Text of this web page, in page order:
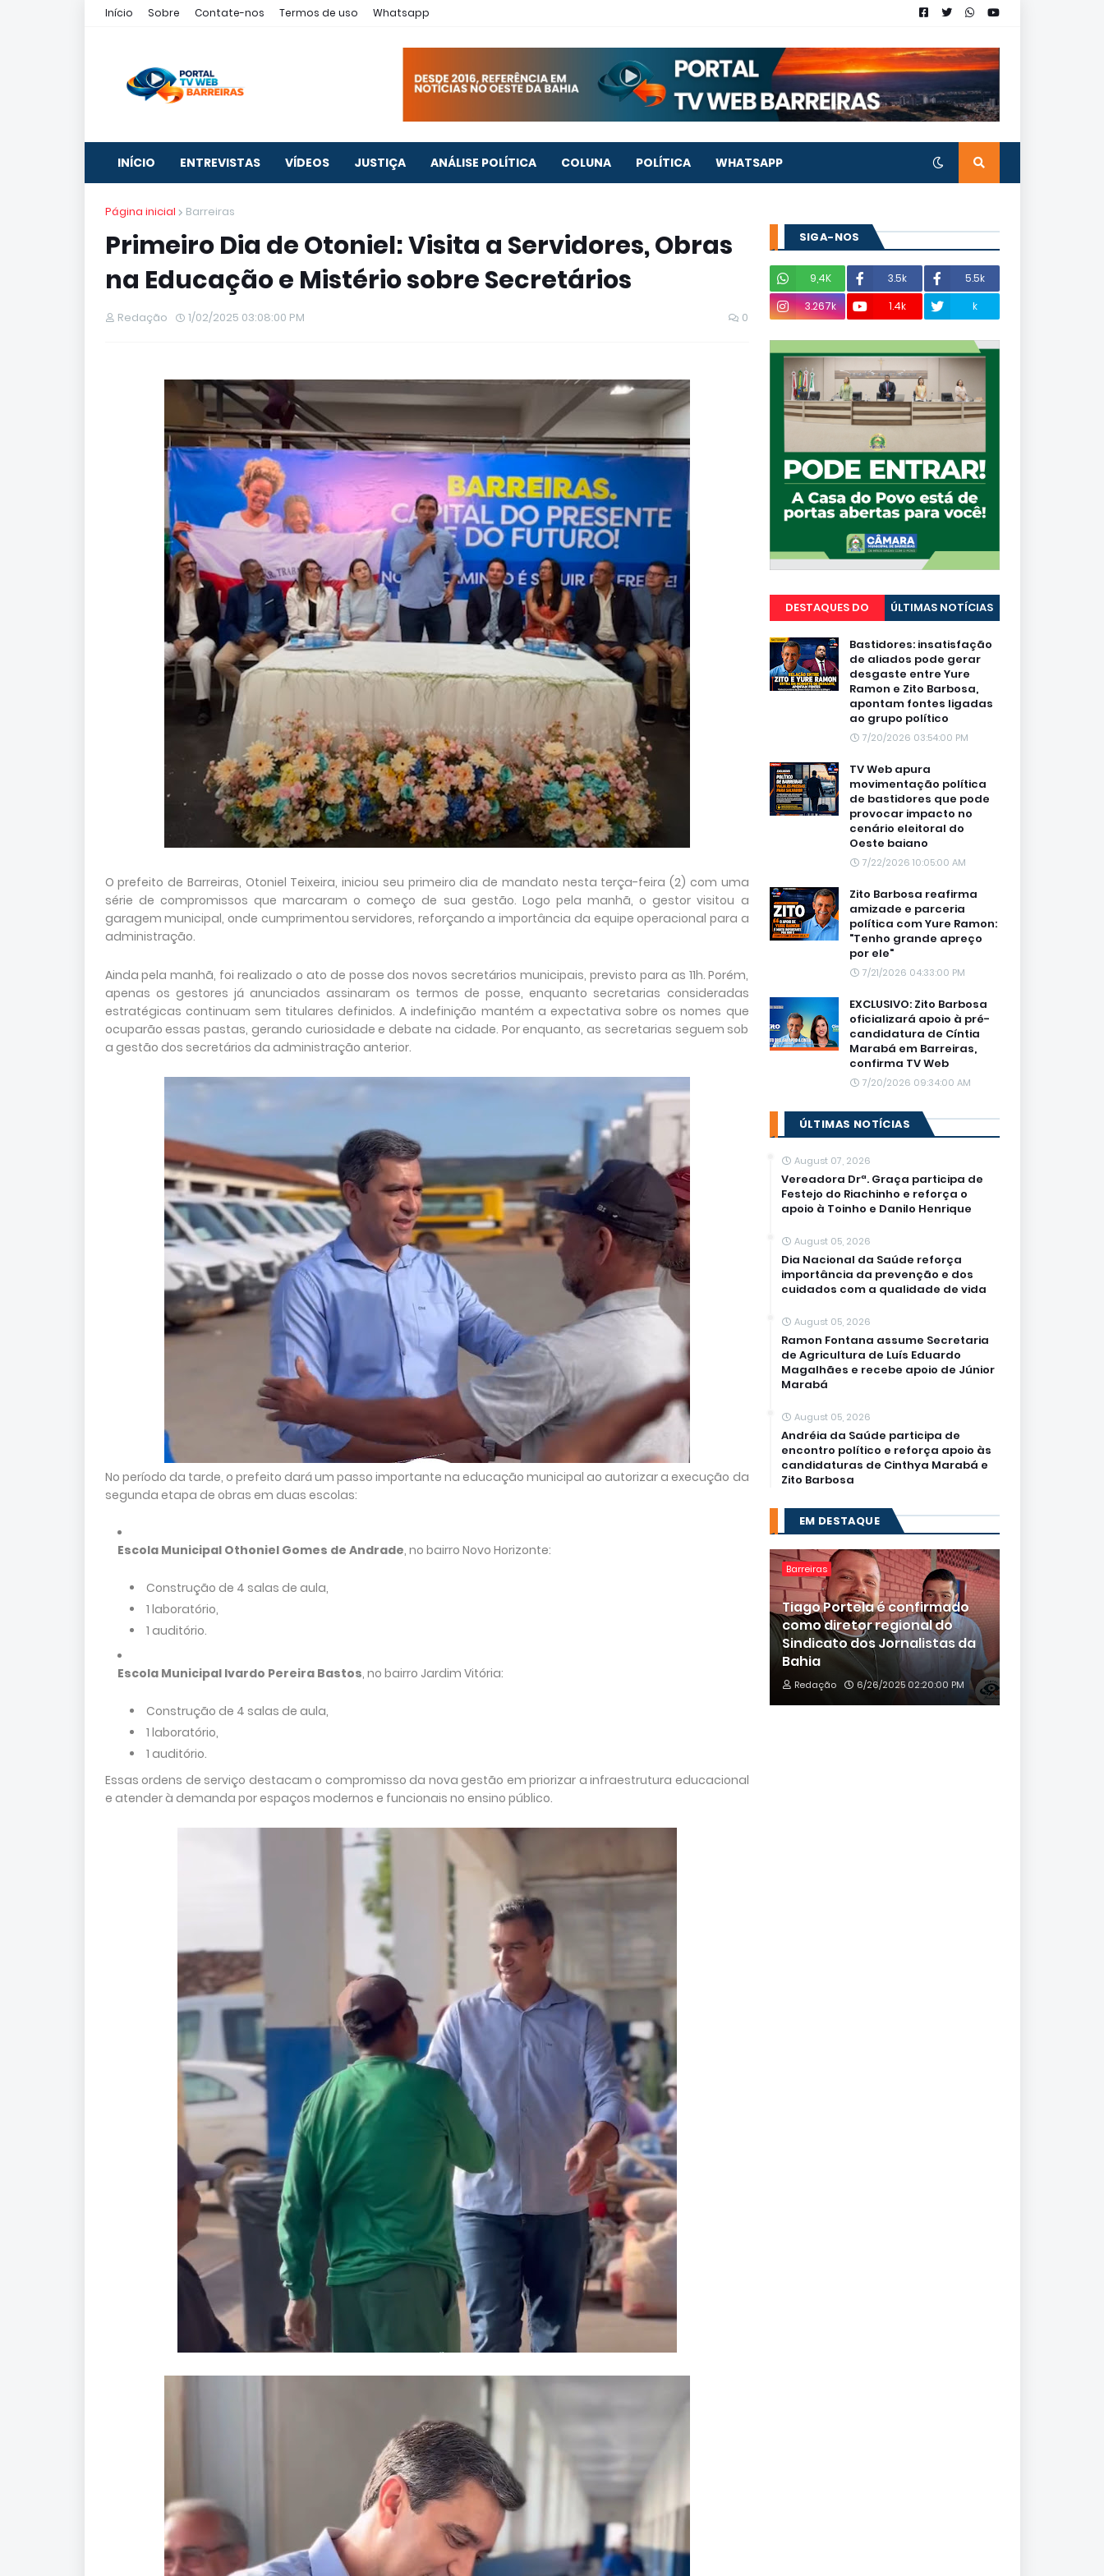
Início Sobre Contate-nos Termos de uso Whatsapp
INÍCIO ENTREVISTAS VÍDEOS JUSTIÇA ANÁLISE POLÍTICA COLUNA POLÍTICA WHATSAPP
Página inicial Barreiras
Primeiro Dia de Otoniel: Visita a Servidores, Obras
na Educação e Mistério sobre Secretários
Redação 1/02/2025 03:08:00 PM 0
O prefeito de Barreiras, Otoniel Teixeira, iniciou seu primeiro dia de mandato nesta terça-feira (2) com uma
série de compromissos que marcaram o começo de sua gestão. Logo pela manhã, o gestor visitou a
garagem municipal, onde cumprimentou servidores, reforçando a importância da equipe operacional para a
administração.
Ainda pela manhã, foi realizado o ato de posse dos novos secretários municipais, previsto para as 11h. Porém,
apenas os gestores já anunciados assinaram os termos de posse, enquanto secretarias consideradas
estratégicas continuam sem titulares definidos. A indefinição mantém a expectativa sobre os nomes que
ocuparão essas pastas, gerando curiosidade e debate na cidade. Por enquanto, as secretarias seguem sob
a gestão dos secretários da administração anterior.
No período da tarde, o prefeito dará um passo importante na educação municipal ao autorizar a execução da
segunda etapa de obras em duas escolas:
Escola Municipal Othoniel Gomes de Andrade, no bairro Novo Horizonte:
Construção de 4 salas de aula,
1 laboratório,
1 auditório.
Escola Municipal Ivardo Pereira Bastos, no bairro Jardim Vitória:
Construção de 4 salas de aula,
1 laboratório,
1 auditório.
Essas ordens de serviço destacam o compromisso da nova gestão em priorizar a infraestrutura educacional
e atender à demanda por espaços modernos e funcionais no ensino público.
SIGA-NOS
9,4K 3.5k
5.5k
3.267k
1.4k k
DESTAQUES DO
PORTAL
ÚLTIMAS NOTÍCIAS
Bastidores: insatisfação
de aliados pode gerar
desgaste entre Yure
Ramon e Zito Barbosa,
apontam fontes ligadas
ao grupo político
7/20/2026 03:54:00 PM
TV Web apura
movimentação política
de bastidores que pode
provocar impacto no
cenário eleitoral do
Oeste baiano
7/22/2026 10:05:00 AM
Zito Barbosa reafirma
amizade e parceria
política com Yure Ramon:
"Tenho grande apreço
por ele"
7/21/2026 04:33:00 PM
EXCLUSIVO: Zito Barbosa
oficializará apoio à pré-
candidatura de Cíntia
Marabá em Barreiras,
confirma TV Web
7/20/2026 09:34:00 AM
ÚLTIMAS NOTÍCIAS
August 07, 2026
Vereadora Drª. Graça participa de
Festejo do Riachinho e reforça o
apoio à Toinho e Danilo Henrique
August 05, 2026
Dia Nacional da Saúde reforça
importância da prevenção e dos
cuidados com a qualidade de vida
August 05, 2026
Ramon Fontana assume Secretaria
de Agricultura de Luís Eduardo
Magalhães e recebe apoio de Júnior
Marabá
August 05, 2026
Andréia da Saúde participa de
encontro político e reforça apoio às
candidaturas de Cinthya Marabá e
Zito Barbosa
EM DESTAQUE
Barreiras
Tiago Portela é confirmado
como diretor regional do
Sindicato dos Jornalistas da
Bahia
Redação 6/26/2025 02:20:00 PM